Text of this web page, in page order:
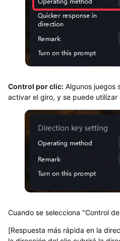
Control por clic: Algunos juegos
activar el giro, y se puede utilizar
Cuando se selecciona "Control
[Respuesta más rápida en la